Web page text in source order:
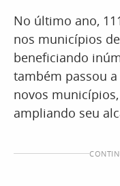
No último ano,
nos municípios
beneficiando
também passou
novos
ampliando seu